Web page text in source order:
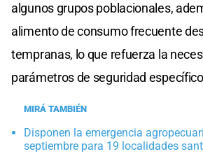
algunos grupos poblacionales,
alimento de consumo frecuente
tempranas, lo que refuerza la
parámetros de seguridad
MIRÁ TAMBIÉN
Disponen la emergencia
septiembre para 19 localidades